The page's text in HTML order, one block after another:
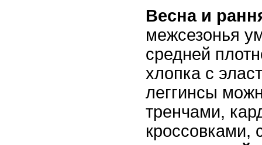
Весна и
межсезонья
средней
хлопка с
леггинсы
тренчами,
кроссовками,